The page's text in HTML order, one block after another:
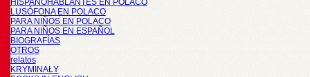
HISPANOHABLANTES EN POLACO
LUSÓFONA EN POLACO
PARA NIÑOS EN POLACO
PARA NIÑOS EN ESPAÑOL
BIOGRAFÍAS
OTROS
relatos
KRYMINAŁY